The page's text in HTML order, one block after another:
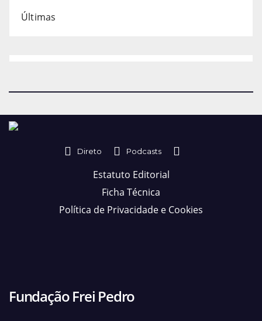
Últimas
Direto Podcasts
Estatuto Editorial
Ficha Técnica
Política de Privacidade e Cookies
Fundação Frei Pedro